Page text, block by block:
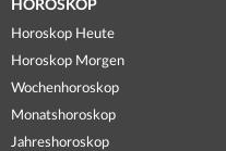
HOROSKOP
Horoskop Heute
Horoskop Morgen
Wochenhoroskop
Monatshoroskop
Jahreshoroskop